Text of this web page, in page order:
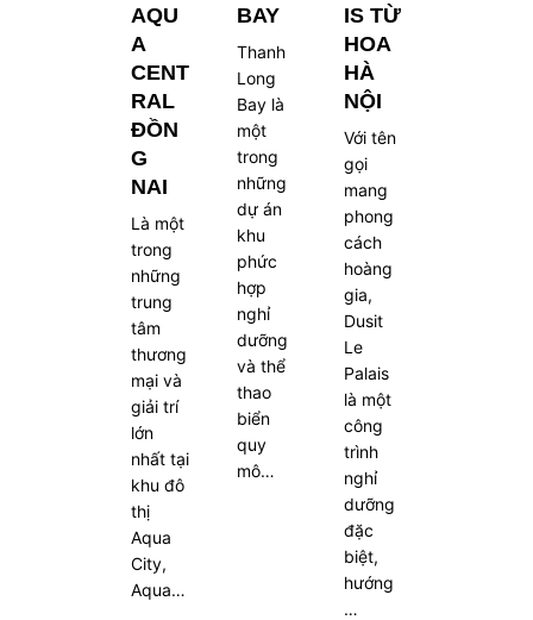
AQU
A
CENT
RAL
ĐỒN
G
NAI
Là một
trong
những
trung
tâm
thương
mại và
giải trí
lớn
nhất tại
khu đô
thị
Aqua
City,
Aqua…
BAY
Thanh
Long
Bay là
một
trong
những
dự án
khu
phức
hợp
nghỉ
dưỡng
và thể
thao
biển
quy
mô…
IS TỪ
HOA
HÀ
NỘI
Với tên
gọi
mang
phong
cách
hoàng
gia,
Dusit
Le
Palais
là một
công
trình
nghỉ
dưỡng
đặc
biệt,
hướng
…